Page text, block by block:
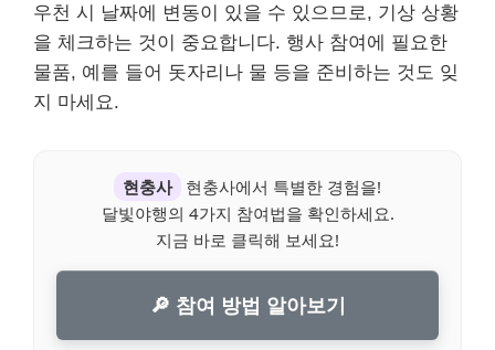
우천 시 날짜에 변동이 있을 수 있으므로, 기상 상황
을 체크하는 것이 중요합니다. 행사 참여에 필요한
물품, 예를 들어 돗자리나 물 등을 준비하는 것도 잊
지 마세요.
현충사
현충사에서 특별한 경험을!
달빛야행의 4가지 참여법을 확인하세요.
지금 바로 클릭해 보세요!
🔎 참여 방법 알아보기